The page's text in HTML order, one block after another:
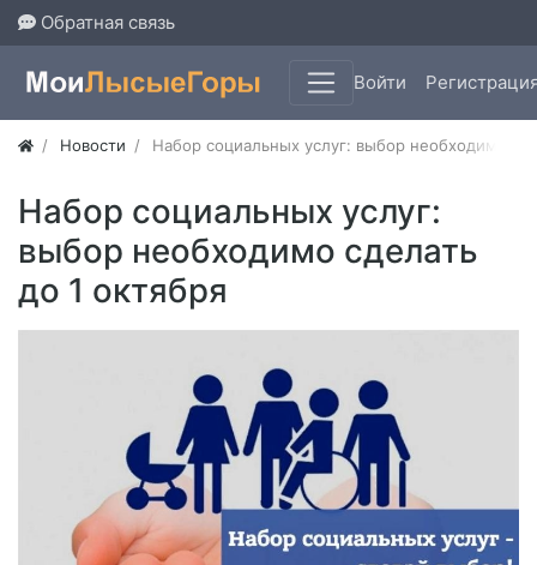
Обратная связь
Войти
Новости Набор социальных услуг: выбор необходимо
Набор социальных услуг:
выбор необходимо сделать
до 1 октября